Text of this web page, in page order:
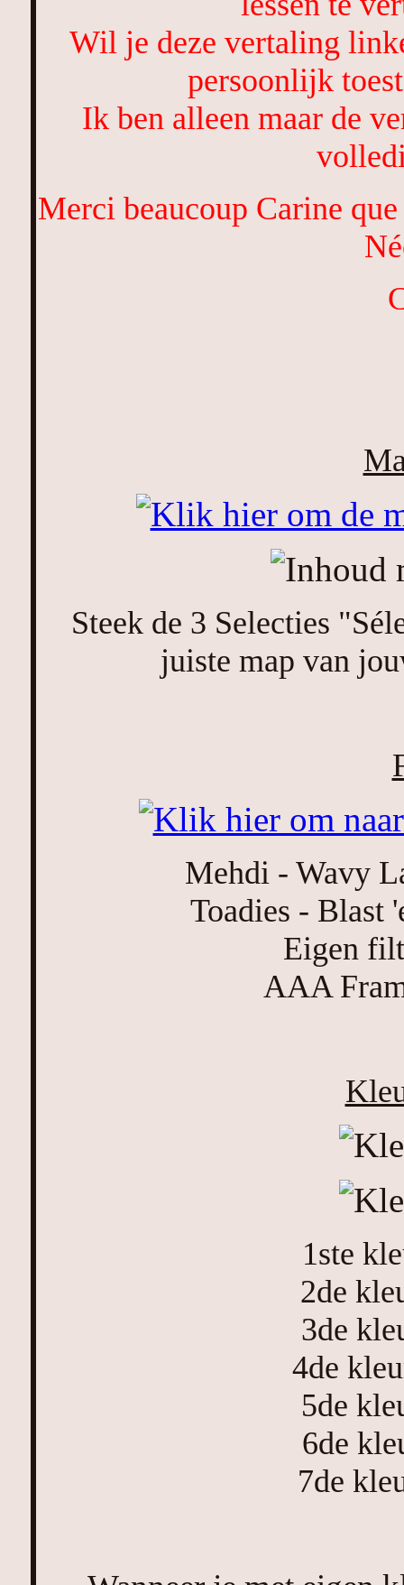
Wil je deze vertaling
persoonlijk
Ik ben alleen maar de
Merci beaucoup Carine
Steek de 3 Selecties
juiste map van
Mehdi - Wavy
Toadies - Blast
Eigen
AAA
1ste
2de
3de
4de
5de
6de
7de